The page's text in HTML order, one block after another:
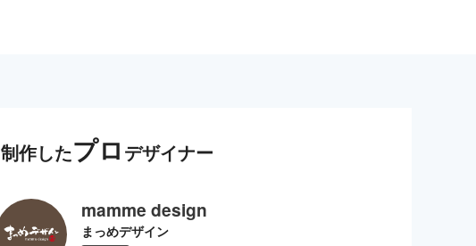
制作したプロ デザイナー
mamme design
まっめデザイン